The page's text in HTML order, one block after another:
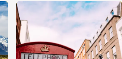
kennenzulernen, Vegemite
zu probieren (ja, wirklich)
und zu erleben, wie sich der
Schulalltag auf der anderen
Seite der Welt anfühlt.